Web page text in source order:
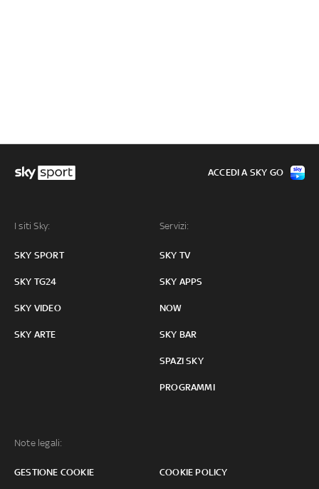
I siti Sky:
SKY SPORT
SKY TG24
SKY VIDEO
SKY ARTE
Servizi:
SKY TV
SKY APPS
NOW
SKY BAR
SPAZI SKY
PROGRAMMI
Note legali:
GESTIONE COOKIE COOKIE POLICY
ACCEDI A SKY GO